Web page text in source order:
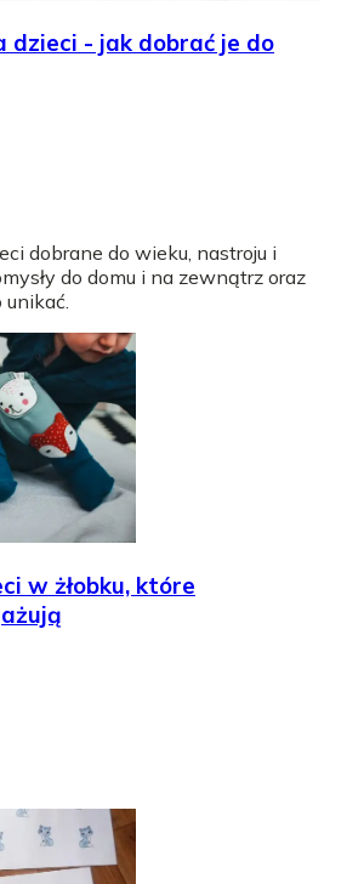
dzieci - jak dobrać je do
dobrane do wieku, nastroju i
do domu i na zewnątrz oraz
w żłobku, które